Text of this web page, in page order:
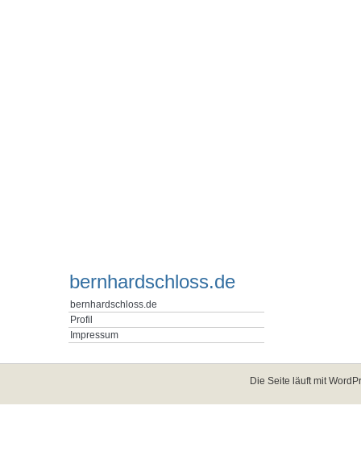
bernhardschloss.de
bernhardschloss.de
Profil
Impressum
Die Seite läuft mit